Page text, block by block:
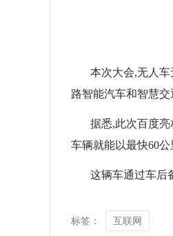
本次大会,无人
路智能汽车和智慧
据悉,此次百度
车辆就能以最快60
这辆车通过车后
标签： 互联网